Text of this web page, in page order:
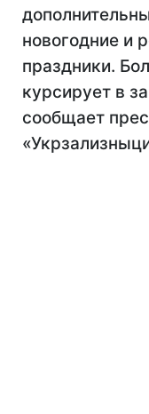
новогодние и
праздники.
курсирует в
сообщает